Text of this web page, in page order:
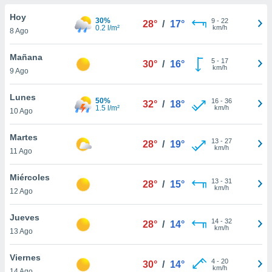
en
y
disponible
cookies
aceptar
Hoy
8 Ago
30%
0.2 l/m²
28° / 17° 9- 22
km/h
Mañana
9 Ago
30° / 16° 5- 17
km/h
Lunes
10 Ago
50%
1.5 l/m²
32° / 18° 16- 36
km/h
Martes
11 Ago
28° / 19° 13- 27
km/h
Miércoles
12 Ago
28° / 15° 13- 31
km/h
Jueves
13 Ago
28° / 14° 14- 32
km/h
Viernes
30° / 14° 4- 20
km/h